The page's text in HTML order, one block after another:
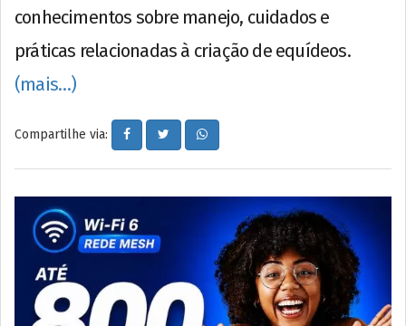
conhecimentos sobre manejo, cuidados e
práticas relacionadas à criação de equídeos.
(mais…)
Compartilhe via: